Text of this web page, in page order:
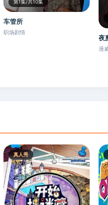
第1集/共10集
车管所
职场剧情
夜
漫
真人秀